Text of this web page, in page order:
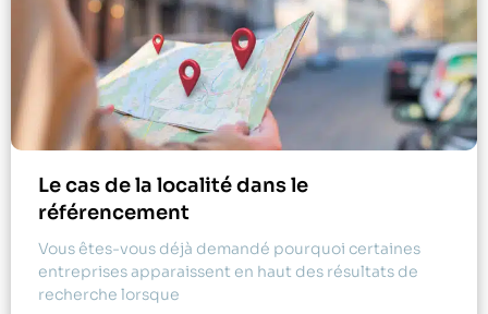
Le cas de la localité dans le
référencement
Vous êtes-vous déjà demandé pourquoi certaines
entreprises apparaissent en haut des résultats de
recherche lorsque